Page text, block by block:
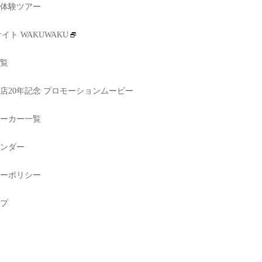
験ツアー
ト WAKUWAKU
20年記念 プロモーションムービー
カー一覧
ダー
ポリシー